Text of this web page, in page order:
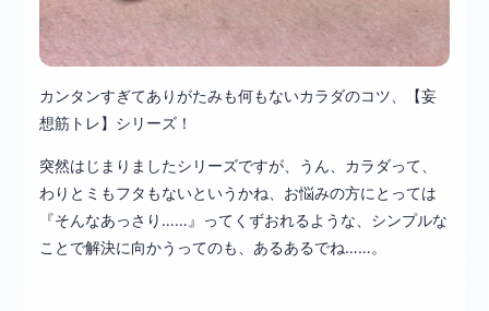
カンタンすぎてありがたみも何もないカラダのコツ、【妄
想筋トレ】シリーズ！
突然はじまりましたシリーズですが、うん、カラダって、
わりとミもフタもないというかね、お悩みの方にとっては
『そんなあっさり……』ってくずおれるような、シンプルな
ことで解決に向かうってのも、あるあるでね……。